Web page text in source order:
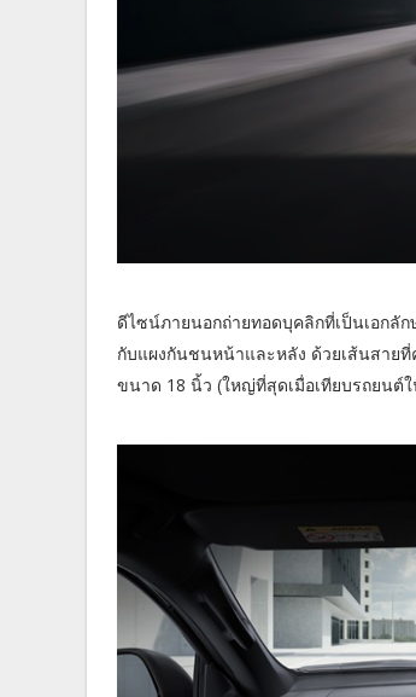
ดีไซน์ภายนอกถ่ายทอดบุคลิกที่เป็นเอกลั
กับแผงกันชนหน้าและหลัง ด้วยเส้นสาย
ขนาด 18 นิ้ว (ใหญ่ที่สุดเมื่อเทียบรถยนต์